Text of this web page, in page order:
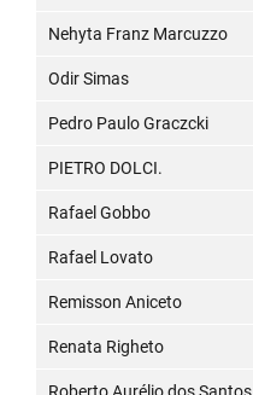
Nehyta Franz Marcuzzo
Odir Simas
Pedro Paulo Graczcki
PIETRO DOLCI.
Rafael Gobbo
Rafael Lovato
Remisson Aniceto
Renata Righeto